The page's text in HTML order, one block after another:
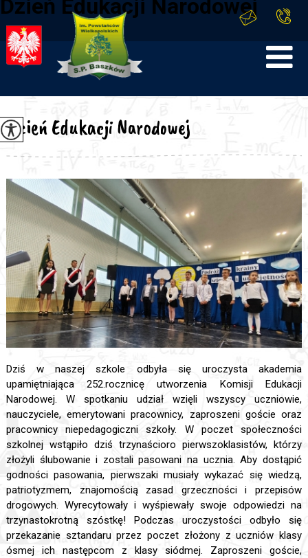
Dzień Edukacji Narodowej
Dzień Edukacji Narodowej
Dziś w naszej szkole odbyła się uroczysta akademia
upamiętniająca 252.rocznicę utworzenia Komisji Edukacji
Narodowej. W spotkaniu udział wzięli wszyscy uczniowie,
nauczyciele, emerytowani pracownicy, zaproszeni goście oraz
pracownicy niepedagogiczni szkoły. W poczet społeczności
szkolnej wstąpiło dziś trzynaścioro pierwszoklasistów, którzy
złożyli ślubowanie i zostali pasowani na ucznia. Aby dostąpić
godności pasowania, pierwszaki musiały wykazać się wiedzą,
patriotyzmem, znajomością zasad grzeczności i przepisów
drogowych. Wyrecytowały i wyśpiewały swoje odpowiedzi na
trzynastokrotną szóstkę! Podczas uroczystości odbyło się
przekazanie sztandaru przez poczet złożony z uczniów klasy
ósmej ich następcom z klasy siódmej. Zaproszeni goście,